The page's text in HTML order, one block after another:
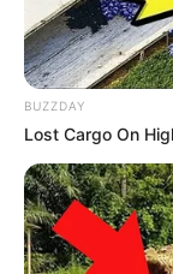
BUZZDAY
Lost Cargo On